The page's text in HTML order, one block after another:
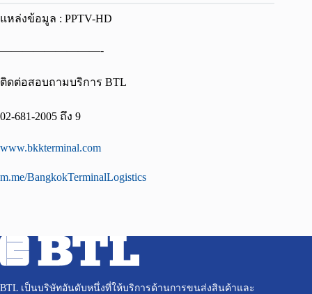
แหล่งข้อมูล : PPTV-HD
—————————-
ติดต่อสอบถามบริการ BTL
02-681-2005 ถึง 9
www.bkkterminal.com
m.me/BangkokTerminalLogistics
BTL เป็นบริษัทอันดับหนึ่งที่ให้บริการด้านการขนส่งสินค้าและ